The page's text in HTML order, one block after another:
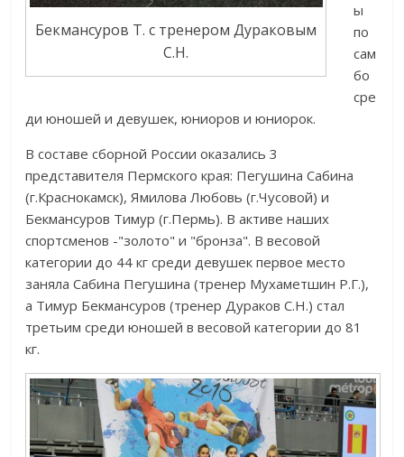
Бекмансуров Т. с тренером Дураковым
С.Н.
ы
по
сам
бо
сре
ди юношей и девушек, юниоров и юниорок.
В составе сборной России оказались 3
представителя Пермского края: Пегушина Сабина
(г.Краснокамск), Ямилова Любовь (г.Чусовой) и
Бекмансуров Тимур (г.Пермь). В активе наших
спортсменов -"золото" и "бронза". В весовой
категории до 44 кг среди девушек первое место
заняла Сабина Пегушина (тренер Мухаметшин Р.Г.),
а Тимур Бекмансуров (тренер Дураков С.Н.) стал
третьим среди юношей в весовой категории до 81
кг.